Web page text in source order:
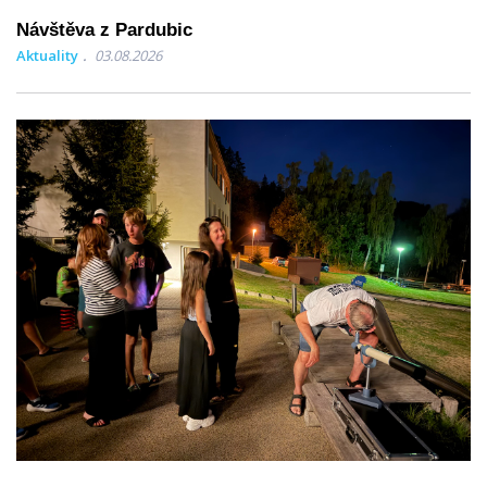
Návštěva z Pardubic
Aktuality 03.08.2026